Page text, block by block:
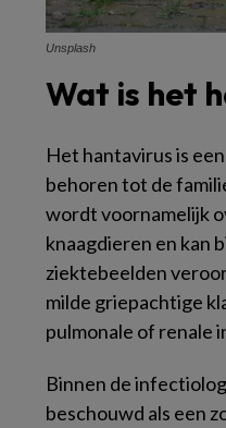
Unsplash
Wat is het
Het hantavirus is
behoren tot de
wordt voornamelijk
knaagdieren en kan
ziektebeelden
milde griepachtige
pulmonale of renale
Binnen de
beschouwd als een